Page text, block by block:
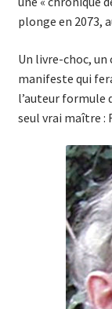
plonge en 2073,
Un livre-choc,
manifeste qui
l’auteur formule
seul vrai maître :